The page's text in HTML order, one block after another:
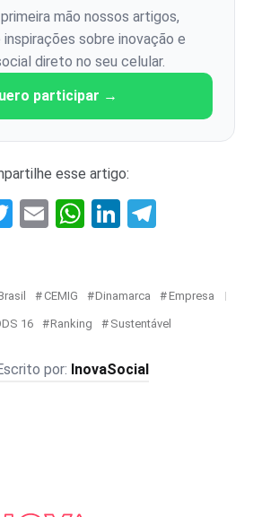
mão nossos artigos,
sobre inovação e
direto no seu celular.
participar →
esse artigo:
Twitter
EmailWhatsApp
LinkedIn
CEMIG Dinamarca Empresa
16 Ranking Sustentável
InovaSocial